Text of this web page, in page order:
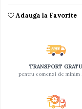
Trenuri cu sine
Vehicule de
Adauga la Favorite
TRANSPORT
pentru comenzi de minim